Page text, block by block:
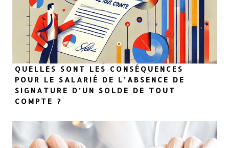
QUELLES SONT LES CONSÉQUENCES
POUR LE SALARIÉ DE L’ABSENCE DE
SIGNATURE D’UN SOLDE DE TOUT
COMPTE ?